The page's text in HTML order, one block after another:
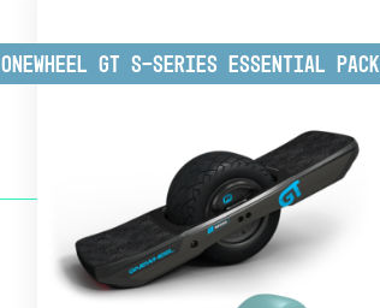
Onewheel GT S-Series Essential Pack